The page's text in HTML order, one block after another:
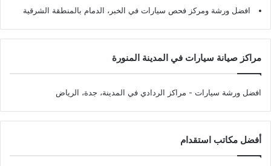
افضل ورشة ومركز فحص سيارات في الخبر، الدمام بالمنطقة الشرقية
مراكز صيانة سيارات في المدينة المنورة
افضل ورشة سيارات - مراكز الردادي في المدينة، جدة، الرياض
أفضل مكاتب استقدام